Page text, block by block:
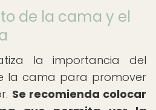
de la cama y el
la importancia del
la cama para promover
Se recomienda colocar